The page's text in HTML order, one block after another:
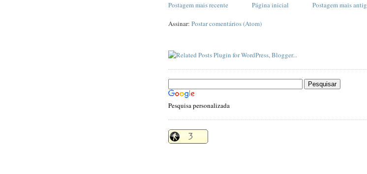
Postagem mais recente Postagem mais
Página inicial
Assinar: Postar comentários (Atom)
Pesquisa personalizada